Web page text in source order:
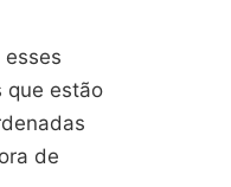
que estão
de